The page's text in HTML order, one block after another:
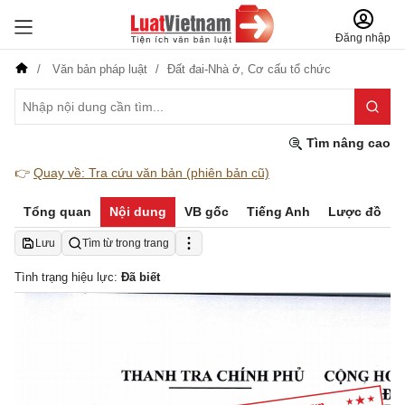
Đăng nhập
Văn bản pháp luật Đất đai-Nhà ở, Cơ cấu tổ chức
Tìm nâng cao
👉 Quay về: Tra cứu văn bản (phiên bản cũ)
Tổng quan Nội dung VB gốc Tiếng Anh Lược đồ
Lưu Tìm từ trong trang
Tình trạng hiệu lực: Đã biết
THANH TRA CHINH PHU CONG